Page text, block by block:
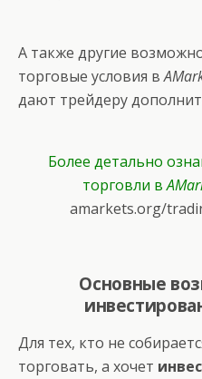
А также другие
торговые условия в
дают трейдеру
Более детально
торговли в
amarkets.org/
Основные
Для тех, кто не
торговать, а хочет